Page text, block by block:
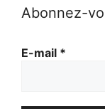
Abonnez-
E-mail *